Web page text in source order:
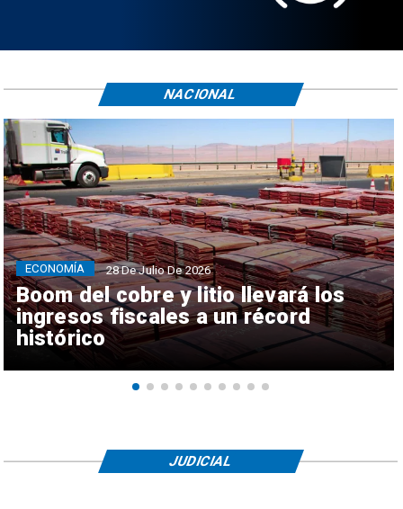
Boom del cobre y litio llevará los
ingresos fiscales a un récord
histórico
ECONOMÍA 28 De Julio De 2026
NACIONAL
JUDICIAL